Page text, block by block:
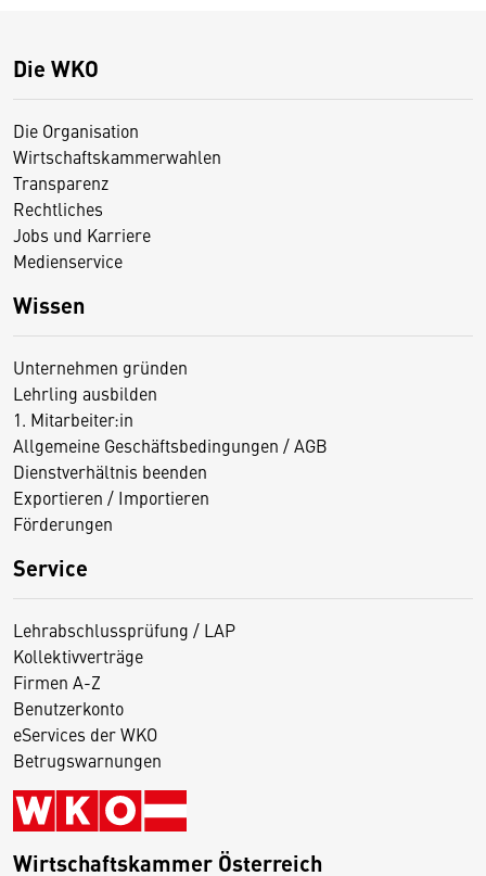
Die WKO
Die Organisation
Wirtschaftskammerwahlen
Transparenz
Rechtliches
Jobs und Karriere
Medienservice
Wissen
Unternehmen gründen
Lehrling ausbilden
1. Mitarbeiter:in
Allgemeine Geschäftsbedingungen / AGB
Dienstverhältnis beenden
Exportieren / Importieren
Förderungen
Service
Lehrabschlussprüfung / LAP
Kollektivverträge
Firmen A-Z
Benutzerkonto
eServices der WKO
Betrugswarnungen
Wirtschaftskammer Österreich